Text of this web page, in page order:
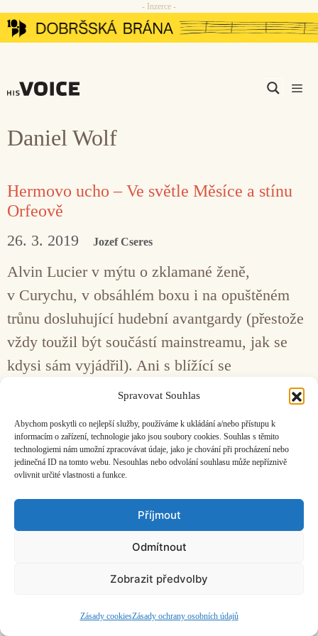
Spravovat Souhlas
Abychom poskytli co nejlepší služby, používáme k ukládání a/nebo přístupu k
informacím o zařízení, technologie jako jsou soubory cookies. Souhlas s těmito
technologiemi nám umožní zpracovávat údaje, jako je chování při procházení nebo
jedinečná ID na tomto webu. Nesouhlas nebo odvolání souhlasu může nepříznivě
ovlivnit určité vlastnosti a funkce.
Příjmout
Odmítnout
Zobrazit předvolby
Zásady cookiesZásady ochrany osobních údajů
Přeskočit
na
- Inzerce -
Daniel Wolf
Hermovo ucho – Ve světle Měsíce a stínu
Orfeově
26. 3. 2019 Jozef Cseres
Alvin Lucier v mýtu o zklamané ženě,
v Curychu, v obsáhlém boxu i na opuštěném
trůnu dosluhující hudební avantgardy (přestože
vždy toužil být součástí mainstreamu, jak se
kdysi sám vyjádřil). Ani s blížící se
devadesátkou jej neopouští inspirace.
Facebook
Bandcamp
Mail
založeno 2001 | Kontaktujte nás: